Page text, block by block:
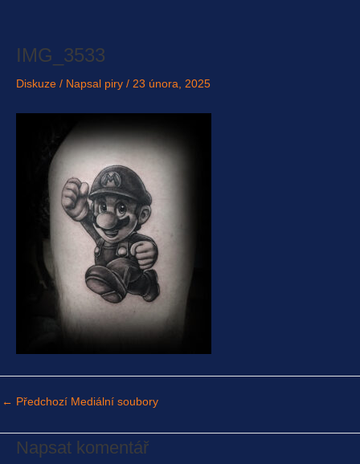
IMG_3533
Diskuze / Napsal piry / 23 února, 2025
← Předchozí Mediální soubory
Napsat komentář